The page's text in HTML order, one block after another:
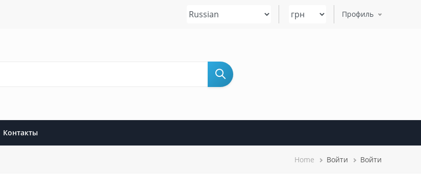
Профиль
Контакты
Строка
Home Войти Войти